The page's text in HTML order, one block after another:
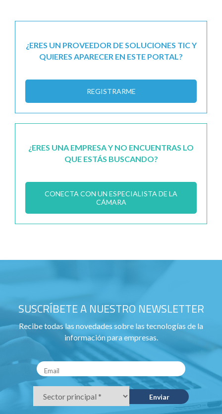
¿ERES UN PROVEEDOR DE SOLUCIONES TIC Y
QUIERES APARECER EN ESTE PORTAL?
REGISTRARME
¿ERES UNA EMPRESA Y NO ENCUENTRAS LO
QUE ESTÁS BUSCANDO?
CONECTA CON UN ESPECIALISTA DE LA
CÁMARA
SUSCRÍBETE A NUESTRO NEWSLETTER
Recibe todas las novedades sobre las tecnologías de la
información para empresas.